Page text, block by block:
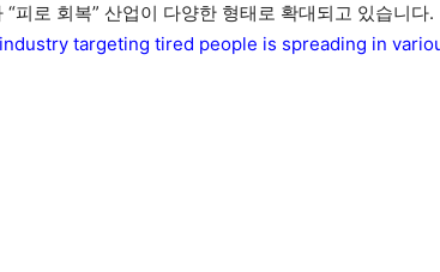
피로 회복” 산업이 다양한 형태로 확대되고 있습니다.
targeting tired people is spreading in